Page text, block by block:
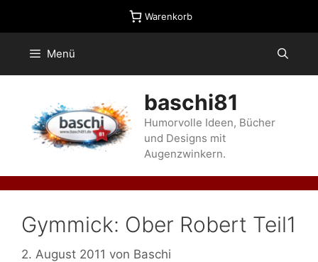
Warenkorb
Menü
baschi81
Humorvolle Ideen, Bücher
und Designs mit
Augenzwinkern.
Gymmick: Ober Robert Teil1
2. August 2011 von Baschi